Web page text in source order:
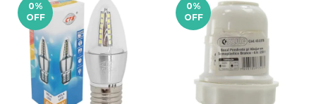
0%
OFF
0%
OFF